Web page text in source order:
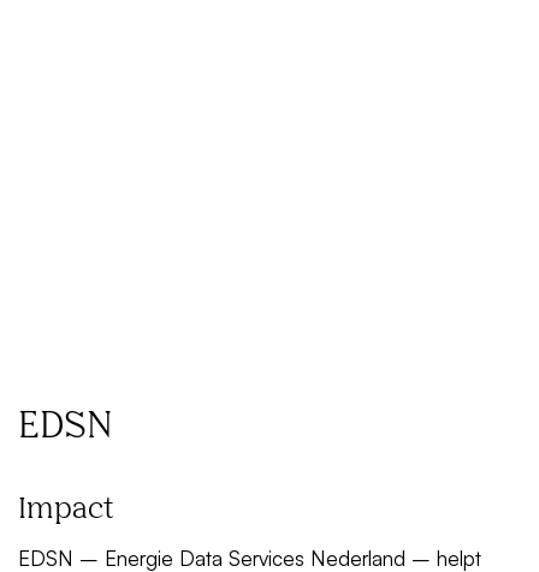
EDSN
Impact
EDSN – Energie Data Services Nederland – helpt